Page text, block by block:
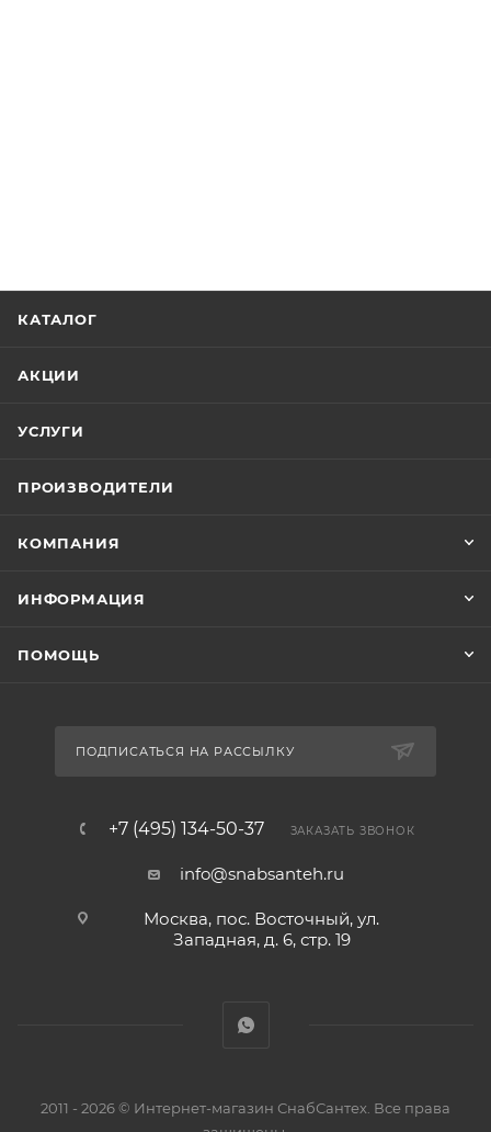
КАТАЛОГ
АКЦИИ
УСЛУГИ
ПРОИЗВОДИТЕЛИ
КОМПАНИЯ
ИНФОРМАЦИЯ
ПОМОЩЬ
ПОДПИСАТЬСЯ НА РАССЫЛКУ
+7 (495) 134-50-37 ЗАКАЗАТЬ ЗВОНОК
info@snabsanteh.ru
Москва, пос. Восточный, ул.
Западная, д. 6, стр. 19
2011 - 2026 © Интернет-магазин СнабСантех. Все права